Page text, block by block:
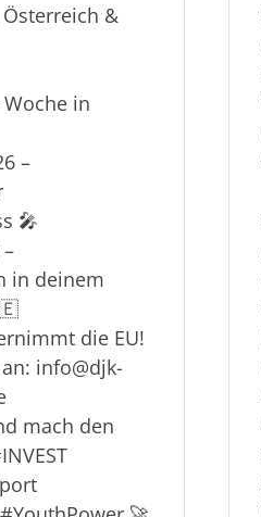
&
Woche in
–
🎤
in deinem
die EU!
info@djk-
mach den